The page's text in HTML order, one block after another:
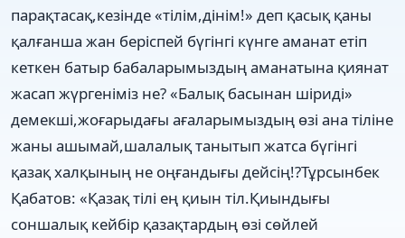
парақтасақ,кезінде «тілім,дінім!» деп қасық қаны
қалғанша жан беріспей бүгінгі күнге аманат етіп
кеткен батыр бабаларымыздың аманатына қиянат
жасап жүргеніміз не? «Балық басынан шіриді»
демекші,жоғарыдағы ағаларымыздың өзі ана тіліне
жаны ашымай,шалалық танытып жатса бүгінгі
қазақ халқының не оңғандығы дейсің!?Тұрсынбек
Қабатов: «Қазақ тілі ең қиын тіл.Қиындығы
соншалық кейбір қазақтардың өзі сөйлей